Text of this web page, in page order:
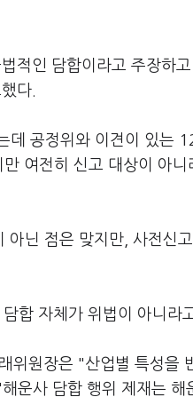
적인 담합이라고 주장하고
다.
데 공정위와 이견이 있는
여전히 신고 대상이 아니
아닌 점은 맞지만, 사전신
합 자체가 위법이 아니라
위원장은 "산업별 특성을
운사 담합 행위 제재는 해